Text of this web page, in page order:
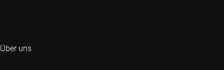
Über uns